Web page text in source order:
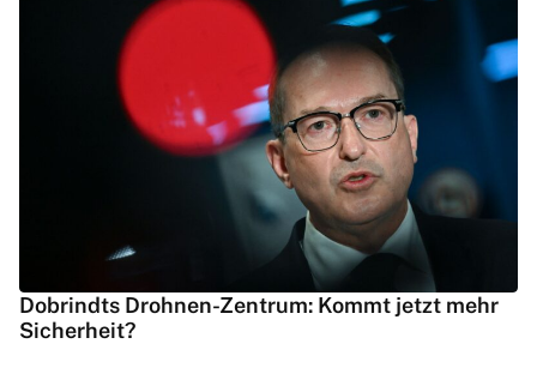
Dobrindts Drohnen-Zentrum: Kommt jetzt mehr
Sicherheit?